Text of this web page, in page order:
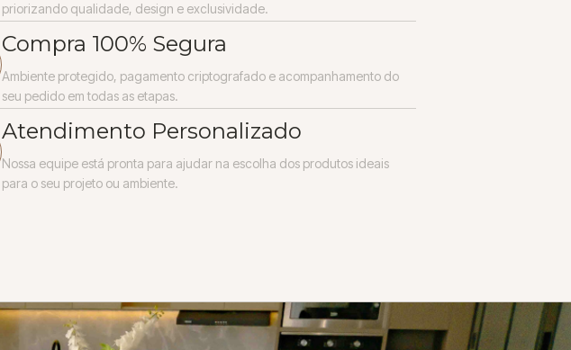
priorizando qualidade, design e exclusividade.
Compra 100% Segura
Ambiente protegido, pagamento criptografado e acompanhamento do
seu pedido em todas as etapas.
Atendimento Personalizado
Nossa equipe está pronta para ajudar na escolha dos produtos ideais
para o seu projeto ou ambiente.